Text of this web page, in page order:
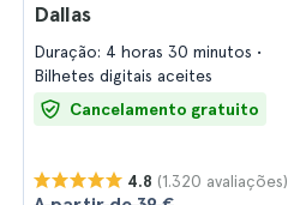
Dallas
Duração: 4 horas 30 minutos
Bilhetes digitais aceites
Cancelamento gratuito
4.8 (1.320 avaliações)